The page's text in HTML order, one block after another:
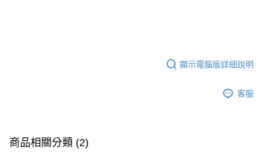
顯示電腦版詳細說明
客服
商品相關分類 (2)